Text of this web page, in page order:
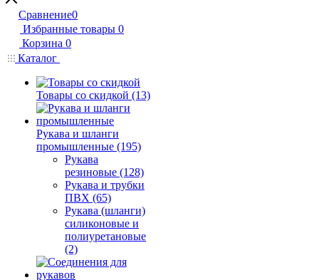
Сравнение0
Избранные товары 0
Корзина 0
Каталог
Товары со скидкой (13)
Рукава и шланги
промышленные (195)
Рукава
резиновые (128)
Рукава и трубки
ПВХ (65)
Рукава (шланги)
силиконовые и
полиуретановые
(2)